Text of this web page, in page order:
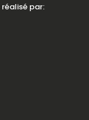
par: